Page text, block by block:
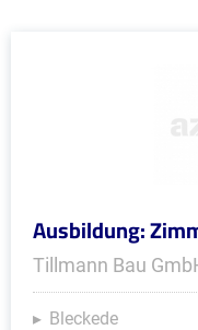
Ausbildung:
Tillmann Bau
Bleckede